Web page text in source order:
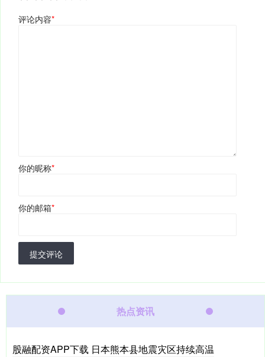
评论内容*
你的昵称*
你的邮箱*
提交评论
热点资讯
股融配资APP下载 日本熊本县地震灾区持续高温